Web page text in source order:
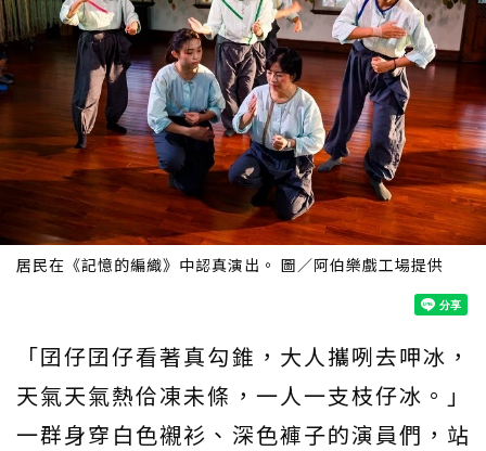
居民在《記憶的編織》中認真演出。 圖／阿伯樂戲工場提供
「囝仔囝仔看著真勾錐，大人攜咧去呷冰，
天氣天氣熱佮凍未條，一人一支枝仔冰。」
一群身穿白色襯衫、深色褲子的演員們，站